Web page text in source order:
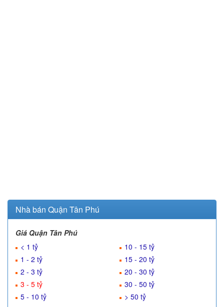
Nhà bán Quận Tân Phú
Giá Quận Tân Phú
< 1 tỷ
1 - 2 tỷ
2 - 3 tỷ
3 - 5 tỷ
5 - 10 tỷ
10 - 15 tỷ
15 - 20 tỷ
20 - 30 tỷ
30 - 50 tỷ
> 50 tỷ